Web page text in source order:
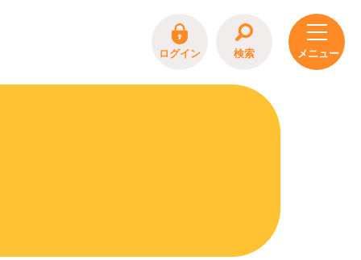
ログイン 検索